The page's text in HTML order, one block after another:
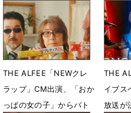
THE ALFEE「NEWクレ
ラップ」CM出演、「おか
っぱの女の子」からバト
THE
イブス
放送が